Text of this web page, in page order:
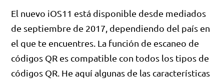
El nuevo iOS11 está disponible desde mediados
de septiembre de 2017, dependiendo del país en
el que te encuentres. La función de escaneo de
códigos QR es compatible con todos los tipos de
códigos QR. He aquí algunas de las características